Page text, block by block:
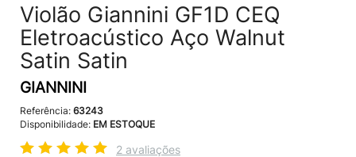
Violão Giannini GF1D CEQ
Eletroacústico Aço Walnut
Satin Satin
GIANNINI
Referência: 63243
Disponibilidade: EM ESTOQUE
2 avaliações